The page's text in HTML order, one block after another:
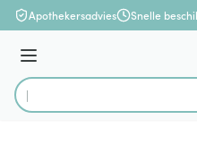
Ga naar de inhoud
Apothekersadvies Snelle
Menu
Product, merk, categorie...